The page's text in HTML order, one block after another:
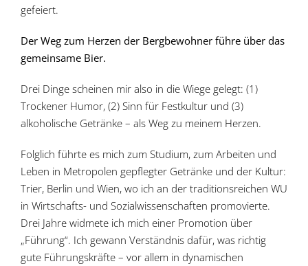
gefeiert.
Der Weg zum Herzen der Bergbewohner führe über das
gemeinsame Bier.
Drei Dinge scheinen mir also in die Wiege gelegt: (1)
Trockener Humor, (2) Sinn für Festkultur und (3)
alkoholische Getränke – als Weg zu meinem Herzen.
Folglich führte es mich zum Studium, zum Arbeiten und
Leben in Metropolen gepflegter Getränke und der Kultur:
Trier, Berlin und Wien, wo ich an der traditionsreichen WU
in Wirtschafts- und Sozialwissenschaften promovierte.
Drei Jahre widmete ich mich einer Promotion über
„Führung“. Ich gewann Verständnis dafür, was richtig
gute Führungskräfte – vor allem in dynamischen